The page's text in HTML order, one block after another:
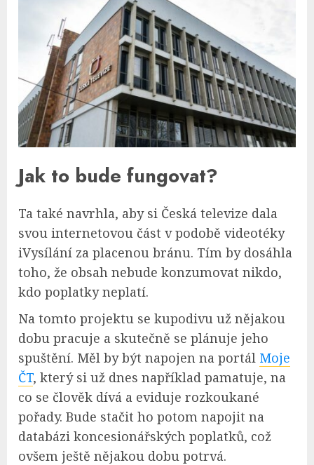
Jak to bude fungovat?
Ta také navrhla, aby si Česká televize dala
svou internetovou část v podobě videotéky
iVysílání za placenou bránu. Tím by dosáhla
toho, že obsah nebude konzumovat nikdo,
kdo poplatky neplatí.
Na tomto projektu se kupodivu už nějakou
dobu pracuje a skutečně se plánuje jeho
spuštění. Měl by být napojen na portál Moje
ČT, který si už dnes například pamatuje, na
co se člověk dívá a eviduje rozkoukané
pořady. Bude stačit ho potom napojit na
databázi koncesionářských poplatků, což
ovšem ještě nějakou dobu potrvá.